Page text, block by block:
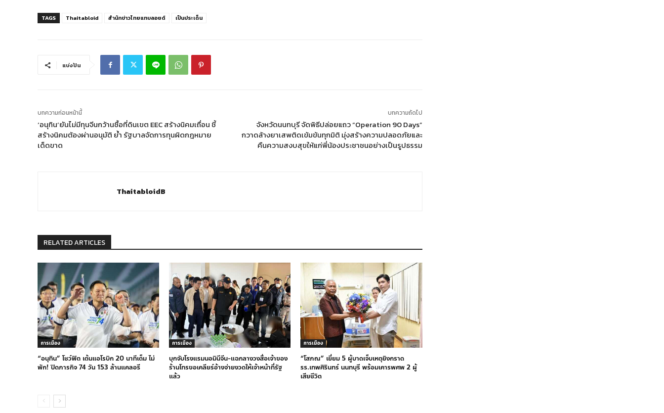
TAGS Thaitabloid สำนักข่าวไทยแทบลอยด์ เป็นประเด็น
แบ่งปัน
บทความก่อนหน้านี้
‘อนุทิน’ยันไม่มีทุนจีนกว้านซื้อที่ดินเขต EEC สร้างนิคมเถื่อน ชี้
สร้างนิคมต้องผ่านอนุมัติ ย้ำ รัฐบาลจัดการทุนผิดกฎหมาย
เด็ดขาด
บทความถัดไป
จังหวัดนนทบุรี จัดพิธีปล่อยแถว “Operation 90 Days”
กวาดล้างยาเสพติดเข้มข้นทุกมิติ มุ่งสร้างความปลอดภัยและ
คืนความสงบสุขให้แก่พี่น้องประชาชนอย่างเป็นรูปธรรม
ThaitabloidB
RELATED ARTICLES
การเมือง
“อนุทิน” โชว์ฟิต เต้นแอโรบิก 20 นาทีเต็ม ไม่
พัก! ปิดภารกิจ 74 วัน 153 ล้านแคลอรี
การเมือง
บุกจับโรงแรมนอมินีจีน-แฉกลางวงสื่อเจ้าของ
ร้านโทรขอเคลียร์อ้างจ่ายงวดให้เจ้าหน้าที่รัฐ
แล้ว
การเมือง
“โสภณ” เยี่ยม 5 ผู้บาดเจ็บเหตุยิงกราด
รร.เทพศิรินทร์ นนทบุรี พร้อมเคารพศพ 2 ผู้
เสียชีวิต